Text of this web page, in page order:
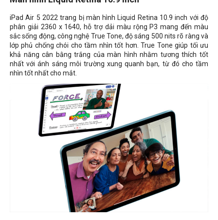
iPad Air 5 2022 trang bị màn hình Liquid Retina 10.9 inch với độ
phân giải 2360 x 1640, hỗ trợ dải màu rộng P3 mang đến màu
sắc sống động, công nghệ True Tone, độ sáng 500 nits rõ ràng và
lớp phủ chống chói cho tầm nhìn tốt hơn. True Tone giúp tối ưu
khả năng cân bằng trắng của màn hình nhằm tương thích tốt
nhất với ánh sáng môi trường xung quanh bạn, từ đó cho tầm
nhìn tốt nhất cho mắt.